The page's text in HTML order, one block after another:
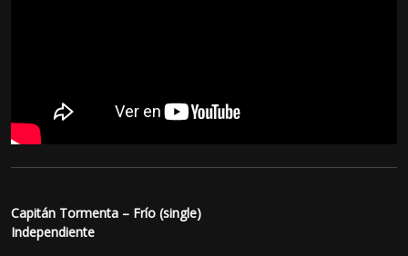
Capitán Tormenta – Frío (single)
Independiente